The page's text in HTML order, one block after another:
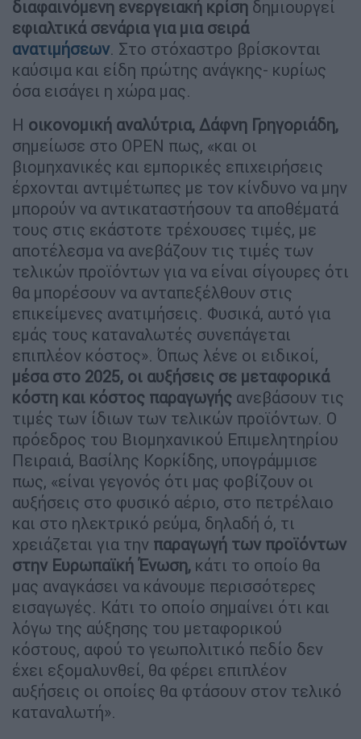
διαφαινόμενη ενεργειακή κρίση δημιουργεί
εφιαλτικά σενάρια για μια σειρά
ανατιμήσεων. Στο στόχαστρο βρίσκονται
καύσιμα και είδη πρώτης ανάγκης- κυρίως
όσα εισάγει η χώρα μας.
Η οικονομική αναλύτρια, Δάφνη Γρηγοριάδη,
σημείωσε στο OPEN πως, «και οι
βιομηχανικές και εμπορικές επιχειρήσεις
έρχονται αντιμέτωπες με τον κίνδυνο να μην
μπορούν να αντικαταστήσουν τα αποθέματά
τους στις εκάστοτε τρέχουσες τιμές, με
αποτέλεσμα να ανεβάζουν τις τιμές των
τελικών προϊόντων για να είναι σίγουρες ότι
θα μπορέσουν να ανταπεξέλθουν στις
επικείμενες ανατιμήσεις. Φυσικά, αυτό για
εμάς τους καταναλωτές συνεπάγεται
επιπλέον κόστος». Όπως λένε οι ειδικοί,
μέσα στο 2025, οι αυξήσεις σε μεταφορικά
κόστη και κόστος παραγωγής ανεβάσουν τις
τιμές των ίδιων των τελικών προϊόντων. Ο
πρόεδρος του Βιομηχανικού Επιμελητηρίου
Πειραιά, Βασίλης Κορκίδης, υπογράμμισε
πως, «είναι γεγονός ότι μας φοβίζουν οι
αυξήσεις στο φυσικό αέριο, στο πετρέλαιο
και στο ηλεκτρικό ρεύμα, δηλαδή ό, τι
χρειάζεται για την παραγωγή των προϊόντων
στην Ευρωπαϊκή Ένωση, κάτι το οποίο θα
μας αναγκάσει να κάνουμε περισσότερες
εισαγωγές. Κάτι το οποίο σημαίνει ότι και
λόγω της αύξησης του μεταφορικού
κόστους, αφού το γεωπολιτικό πεδίο δεν
έχει εξομαλυνθεί, θα φέρει επιπλέον
αυξήσεις οι οποίες θα φτάσουν στον τελικό
καταναλωτή».